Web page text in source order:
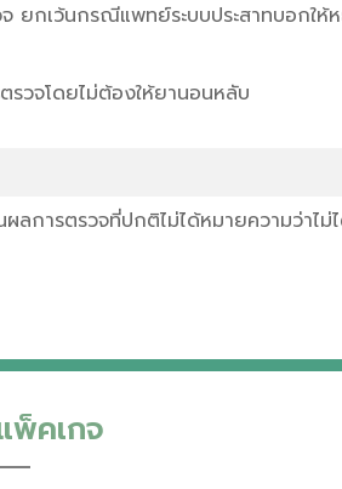
ยกเว้นกรณีแพทย์ระบบประสาทบอกให้
รวจโดยไม่ต้องให้ยานอนหลับ
การตรวจที่ปกติไม่ได้หมายความว่าไม่
พ็คเกจ